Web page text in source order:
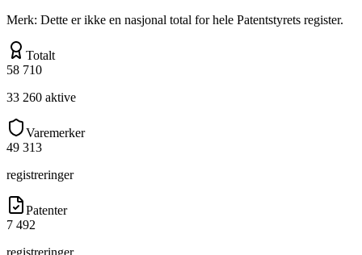
Merk: Dette er ikke en nasjonal total for hele Patentstyrets register.
Totalt
58 710
33 260 aktive
Varemerker
49 313
registreringer
Patenter
7 492
registreringer